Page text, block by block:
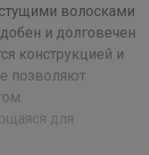
волосками
и долговечен
конструкцией и
позволяют
для